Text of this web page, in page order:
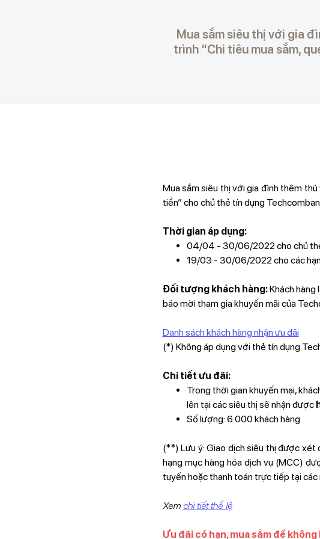
Mua sắm siêu thị với gia
trình “Chi tiêu mua sắm,
Mua sắm siêu thị với gia đình thêm
tiền” cho chủ thẻ tín dụng
Thời gian áp dụng:
04/04 - 30/06/2022 cho chủ
19/03 - 30/06/2022 cho các
Đối tượng khách hàng:Khách hàng
báo mời tham gia khuyến mãi của
Danh sách khách hàng nhận ưu đãi
(*) Không áp dụng với thẻ tín dụng
Chi tiết ưu đãi:
Trong thời gian khuyến mại,
lên tại các siêu thị sẽ nhận được
Số lượng: 6.000 khách hàng
(**) Lưu ý: Giao dịch siêu thị được xét
hạng mục hàng hóa dịch vụ (MCC)
tuyến hoặc thanh toán trực tiếp tại các
Xem chi tiết thể lệ
Ưu đãi có hạn, mua sắm để